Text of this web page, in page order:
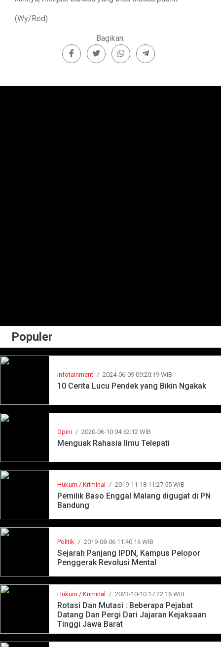
(Wy/Red)
Bagikan:
Populer
Infotainment / 2024-06-09 09:20:19 WIB
10 Cerita Lucu Pendek yang Bikin Ngakak
Opini / 2020-06-10 04:52:12 WIB
Menguak Rahasia Ilmu Telepati
Hukum / Kriminal / 2019-11-18 11:27:55 WIB
Pemilik Baso Enggal Malang digugat di PN
Bandung
Politik / 2019-08-06 11:40:16 WIB
Sejarah Panjang IPDN, Kampus Pelopor
Penggerak Revolusi Mental
Hukum / Kriminal / 2023-10-10 17:22:16 WIB
Rotasi Dan Mutasi : Beberapa Pejabat
Datang Dan Pergi Dari Jajaran Kejaksaan
Tinggi Jawa Barat